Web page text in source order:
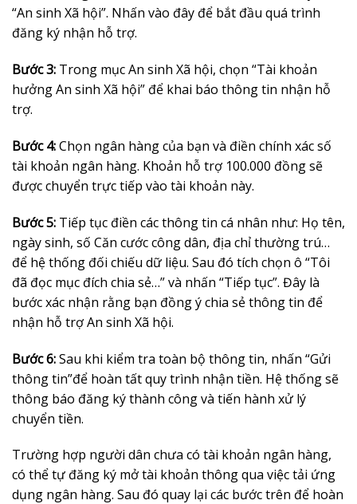
“An sinh Xã hội”. Nhấn vào đây để bắt đầu quá trình
đăng ký nhận hỗ trợ.
Bước 3: Trong mục An sinh Xã hội, chọn “Tài khoản
hưởng An sinh Xã hội” để khai báo thông tin nhận hỗ
trợ.
Bước 4:Chọn ngân hàng của bạn và điền chính xác số
tài khoản ngân hàng. Khoản hỗ trợ 100.000 đồng sẽ
được chuyển trực tiếp vào tài khoản này.
Bước 5: Tiếp tục điền các thông tin cá nhân như: Họ tên,
ngày sinh, số Căn cước công dân, địa chỉ thường trú…
để hệ thống đối chiếu dữ liệu. Sau đó tích chọn ô “Tôi
đã đọc mục đích chia sẻ…” và nhấn “Tiếp tục”. Đây là
bước xác nhận rằng bạn đồng ý chia sẻ thông tin để
nhận hỗ trợ An sinh Xã hội.
Bước 6:Sau khi kiểm tra toàn bộ thông tin, nhấn “Gửi
thông tin”để hoàn tất quy trình nhận tiền. Hệ thống sẽ
thông báo đăng ký thành công và tiến hành xử lý
chuyển tiền.
Trường hợp người dân chưa có tài khoản ngân hàng,
có thể tự đăng ký mở tài khoản thông qua việc tải ứng
dụng ngân hàng. Sau đó quay lại các bước trên để hoàn